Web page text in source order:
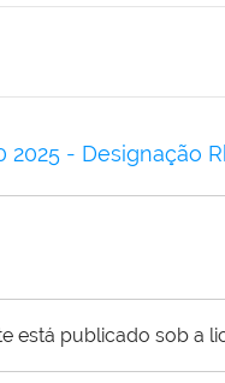
2025 - Designação
está publicado sob a